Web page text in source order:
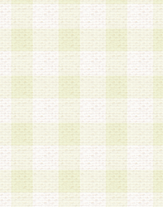
びパスワードの管理
、本サイト内にて本サービ
に基づき当社から付与された
のとします。
与したログインIDおよびパ
全て会員本人がその責任を負
与されたログインIDおよび
買その他形態を問わず第三者
す。
るログインIDおよびパスワー